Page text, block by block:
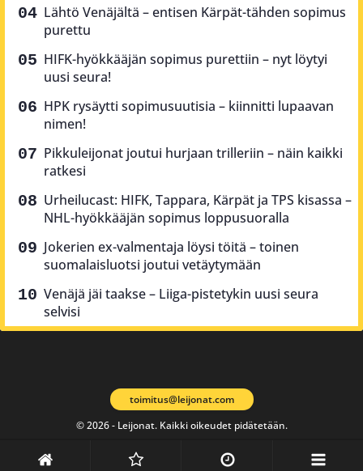
Lähtö Venäjältä – entisen Kärpät-tähden sopimus
purettu
HIFK-hyökkääjän sopimus purettiin – nyt löytyi
uusi seura!
HPK rysäytti sopimusuutisia – kiinnitti lupaavan
nimen!
Pikkuleijonat joutui hurjaan trilleriin – näin kaikki
ratkesi
Urheilucast: HIFK, Tappara, Kärpät ja TPS kisassa –
NHL-hyökkääjän sopimus loppusuoralla
Jokerien ex-valmentaja löysi töitä – toinen
suomalaisluotsi joutui vetäytymään
Venäjä jäi taakse – Liiga-pistetykin uusi seura
selvisi
© 2026 - Leijonat. Kaikki oikeudet pidätetään.
toimitus@leijonat.com